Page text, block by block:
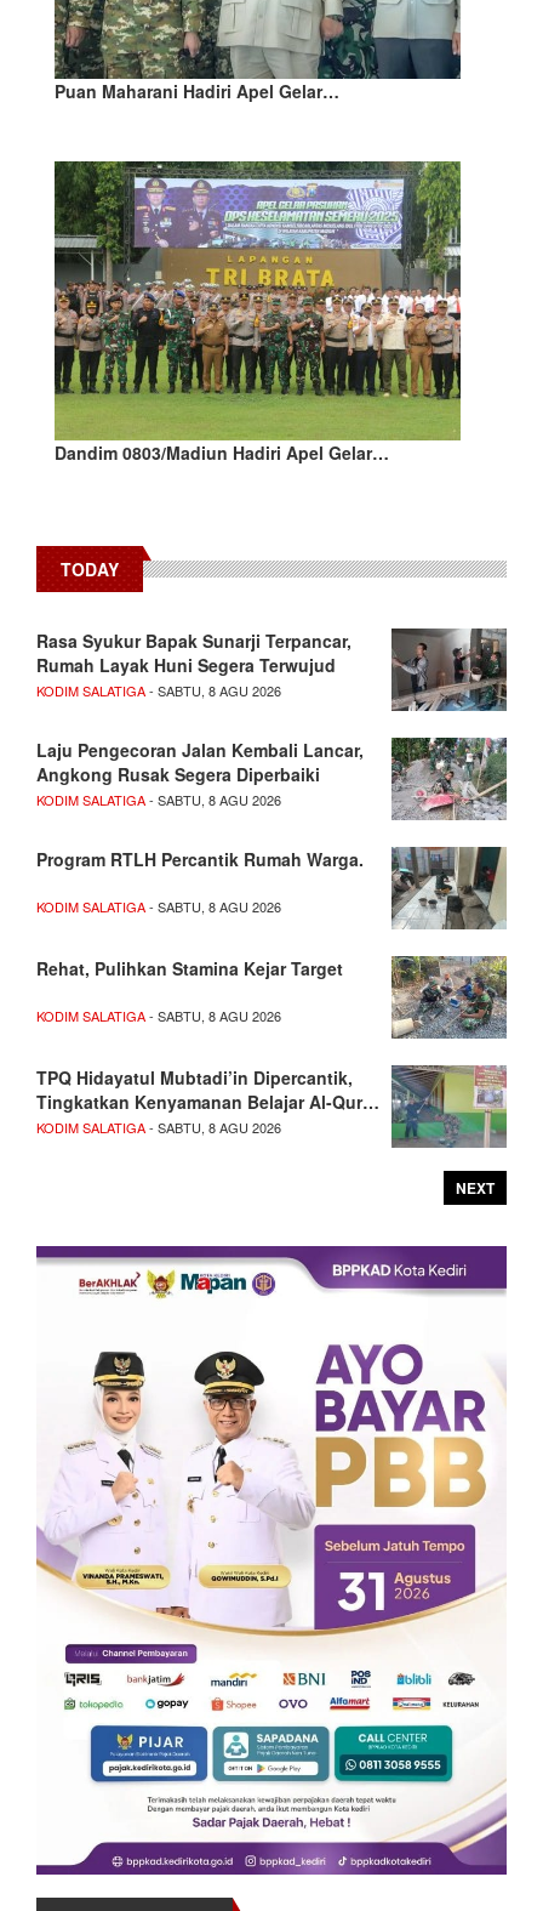
Puan Maharani Hadiri Apel Gelar…
Dandim 0803/Madiun Hadiri Apel Gelar…
TODAY
Rasa Syukur Bapak Sunarji Terpancar,
Rumah Layak Huni Segera Terwujud
KODIM SALATIGA- SABTU, 8 AGU 2026
Laju Pengecoran Jalan Kembali Lancar,
Angkong Rusak Segera Diperbaiki
KODIM SALATIGA- SABTU, 8 AGU 2026
Program RTLH Percantik Rumah Warga.
KODIM SALATIGA- SABTU, 8 AGU 2026
Rehat, Pulihkan Stamina Kejar Target
KODIM SALATIGA- SABTU, 8 AGU 2026
TPQ Hidayatul Mubtadi’in Dipercantik,
Tingkatkan Kenyamanan Belajar Al-Qur…
KODIM SALATIGA- SABTU, 8 AGU 2026
NEXT